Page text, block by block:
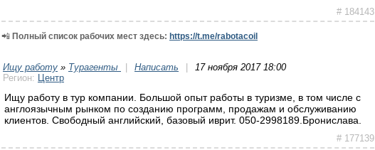
# 184143
📲 Полный список рабочих мест здесь: https://t.me/rabotacoil
Ищу работу » Турагенты | Написать |
17 ноября 2017 18:00
Регион: Центр
Ищу работу в тур компании. Большой опыт работы в туризме, в том числе с
англоязычным рынком по созданию программ, продажам и обслуживанию
клиентов. Свободный английский, базовый иврит. 050-2998189.Бронислава.
# 177139